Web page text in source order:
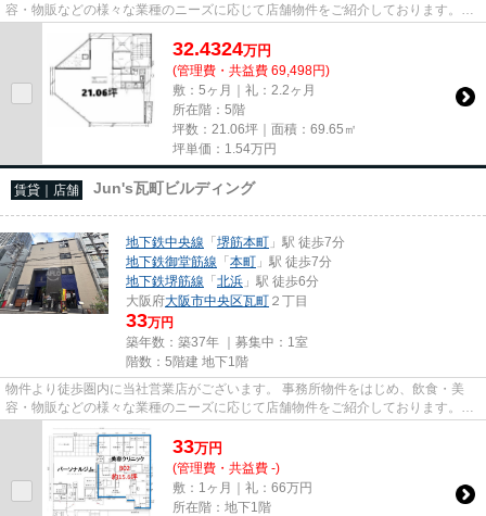
容・物販などの様々な業種のニーズに応じて店舗物件をご紹介しております。
尚、弊社ではおとり広告は一切...
32.4324万円
(管理費・共益費 69,498円)
敷：5ヶ月｜礼：2.2ヶ月
所在階：5階
坪数：21.06坪｜面積：69.65㎡
坪単価： 1.54万円
賃貸｜店舗 Jun's瓦町ビルディング
地下鉄中央線 「堺筋本町 」駅 徒歩7分
地下鉄御堂筋線 「本町 」駅 徒歩7分
地下鉄堺筋線 「北浜 」駅 徒歩6分
大阪府大阪市中央区瓦町 ２丁目
33万円
築年数：築37年 ｜募集中： 1室
階数：5階建 地下1階
物件より徒歩圏内に当社営業店がございます。 事務所物件をはじめ、飲食・美
容・物販などの様々な業種のニーズに応じて店舗物件をご紹介しております。
尚、弊社ではおとり広告は一切...
33万円
(管理費・共益費 -)
敷：1ヶ月｜礼：66万円
所在階：地下1階